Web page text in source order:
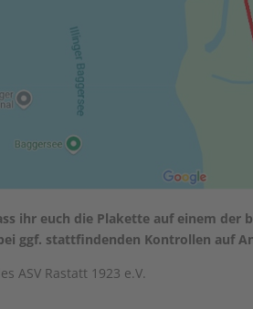
ihr euch die Plakette auf einem der
ggf. stattfindenden Kontrollen auf
ASV Rastatt 1923 e.V.